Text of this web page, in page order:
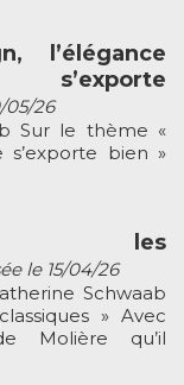
l’élégance
05/26
Sur le thème «
s’exporte bien »
les
le 15/04/26
Schwaab
» Avec
Molière qu’il